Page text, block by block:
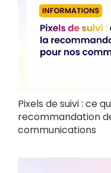
Pixels de suivi : ce
recommandation
communications